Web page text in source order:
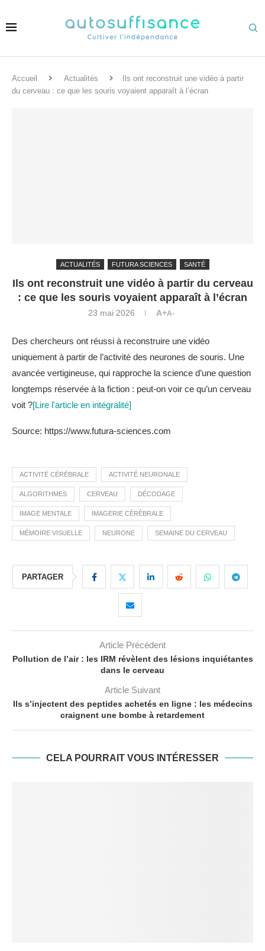
Accueil Actualités
Ils ont reconstruit une vidéo à partir
du cerveau : ce que les souris voyaient apparaît à l’écran
ACTUALITÉS FUTURA SCIENCES SANTÉ
Ils ont reconstruit une vidéo à partir du cerveau
: ce que les souris voyaient apparaît à l’écran
23 mai 2026 A+A-
Des chercheurs ont réussi à reconstruire une vidéo
uniquement à partir de l’activité des neurones de souris. Une
avancée vertigineuse, qui rapproche la science d’une question
longtemps réservée à la fiction : peut-on voir ce qu’un cerveau
voit ?[Lire l'article en intégralité]
Source: https://www.futura-sciences.com
ACTIVITÉ CÉRÉBRALE ACTIVITÉ NEURONALE
ALGORITHMES CERVEAU DÉCODAGE
IMAGE MENTALE IMAGERIE CÉRÉBRALE
MÉMOIRE VISUELLE NEURONE SEMAINE DU CERVEAU
PARTAGER
Article Précédent
Pollution de l’air : les IRM révèlent des lésions inquiétantes
dans le cerveau
Article Suivant
Ils s’injectent des peptides achetés en ligne : les médecins
craignent une bombe à retardement
CELA POURRAIT VOUS INTÉRESSER